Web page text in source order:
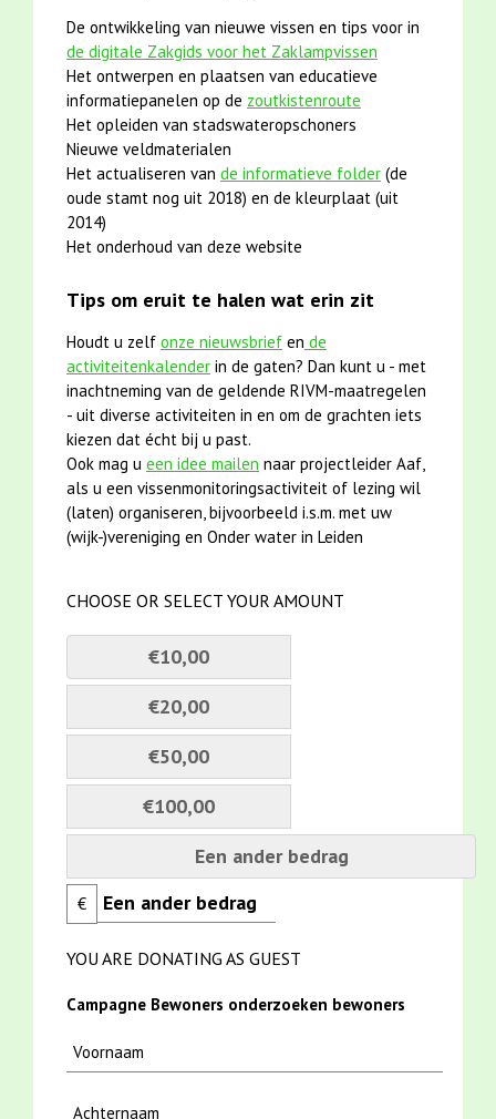
De ontwikkeling van nieuwe vissen en tips voor in
de digitale Zakgids voor het Zaklampvissen
Het ontwerpen en plaatsen van educatieve
informatiepanelen op de zoutkistenroute
Het opleiden van stadswateropschoners
Nieuwe veldmaterialen
Het actualiseren van de informatieve folder (de
oude stamt nog uit 2018) en de kleurplaat (uit
2014)
Het onderhoud van deze website
Tips om eruit te halen wat erin zit
Houdt u zelf onze nieuwsbrief en de
activiteitenkalender in de gaten? Dan kunt u - met
inachtneming van de geldende RIVM-maatregelen
- uit diverse activiteiten in en om de grachten iets
kiezen dat écht bij u past.
Ook mag u een idee mailen naar projectleider Aaf,
als u een vissenmonitoringsactiviteit of lezing wil
(laten) organiseren, bijvoorbeeld i.s.m. met uw
(wijk-)vereniging en Onder water in Leiden
CHOOSE OR SELECT YOUR AMOUNT
€10,00
€20,00
€50,00
€100,00
Een ander bedrag
€
YOU ARE DONATING AS GUEST
Campagne Bewoners onderzoeken bewoners